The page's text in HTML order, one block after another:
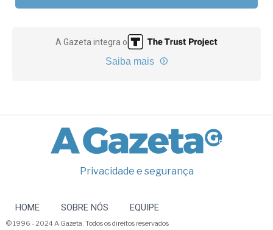
A Gazeta integra o
Saiba mais
Privacidade e segurança
HOME SOBRE NÓS EQUIPE
© 1996 - 2024 A Gazeta. Todos os direitos reservados